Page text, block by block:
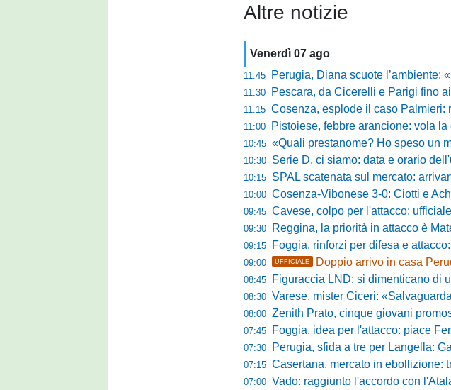
Altre notizie
Venerdì 07 ago
11:45 Perugia, Diana scuote l’ambiente: «Sola mezz’ora per
11:30 Pescara, da Cicerelli e Parigi fino ai ritorni:
11:15 Cosenza, esplode il caso Palmieri: rottura
11:00 Pistoiese, febbre arancione: vola la campagna
10:45 «Quali prestanome? Ho speso un milione per la Serie D»:
10:30 Serie D, ci siamo: data e orario
10:15 SPAL scatenata sul mercato: arrivano
10:00 Cosenza-Vibonese 3-0: Ciotti e Achour
09:45 Cavese, colpo per l'attacco:
09:30 Reggina, la priorità in attacco è Mateus Castro
09:15 Foggia, rinforzi per difesa e
09:00 UFFICIALE Doppio arrivo in casa
08:45 Figuraccia LND: si dimenticano di una squadra di
08:30 Varese, mister Ciceri: «Salvaguardati i
08:00 Zenith Prato, cinque giovani
07:45 Foggia, idea per l'attacco: piace
07:30 Perugia, sfida a tre per Langella: Gaucci tenta il
07:15 Casertana, mercato in ebollizione: tre innesti di
07:00 Vado: raggiunto l'accordo con l'Atalanta per